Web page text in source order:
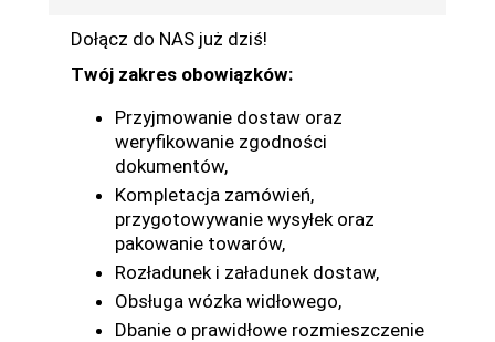
Dołącz do NAS już dziś!
Twój zakres obowiązków:
Przyjmowanie dostaw oraz
weryfikowanie zgodności
dokumentów,
Kompletacja zamówień,
przygotowywanie wysyłek oraz
pakowanie towarów,
Rozładunek i załadunek dostaw,
Obsługa wózka widłowego,
Dbanie o prawidłowe rozmieszczenie